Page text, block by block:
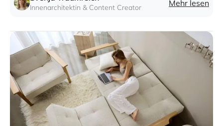
Innenarchitektin & Content Creator Mehr lesen